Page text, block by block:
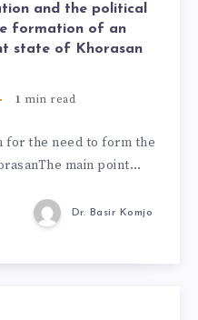
and the political
formation of an
state of Khorasan
1 min read
for the need to form the
main point…
Dr. Basir Komjo